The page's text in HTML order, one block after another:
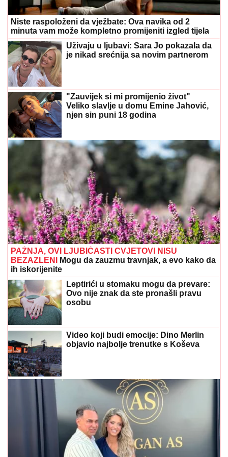
Niste raspoloženi da vježbate: Ova navika od 2
minuta vam može kompletno promijeniti izgled tijela
Uživaju u ljubavi: Sara Jo pokazala da
je nikad srećnija sa novim partnerom
"Zauvijek si mi promijenio život"
Veliko slavlje u domu Emine Jahović,
njen sin puni 18 godina
PAŽNJA, OVI LJUBIČASTI CVJETOVI NISU
BEZAZLENI
Mogu da zauzmu travnjak, a evo kako da
ih iskorijenite
Leptirići u stomaku mogu da prevare:
Ovo nije znak da ste pronašli pravu
osobu
Video koji budi emocije: Dino Merlin
objavio najbolje trenutke s Koševa